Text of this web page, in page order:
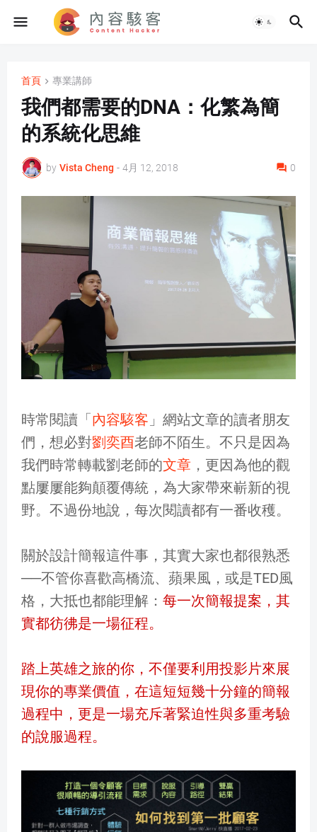
首頁 專業講師
我們都需要的DNA：化繁為簡
的系統化思維
by Vista Cheng - 4月 12, 2018 0
時常閱讀「內容駭客 」網站文章的讀者朋友
們，想必對劉奕酉老師不陌生。不只是因為
我們時常轉載劉老師的文章 ，更因為他的觀
點屢屢能夠顛覆傳統，為大家帶來嶄新的視
野。不過份地說，每次閱讀都有一番收穫。
關於設計簡報這件事，其實大家也都很熟悉
──不管你喜歡高橋流、蘋果風，或是TED風
格，大抵也都能理解： 每一次簡報提案，其
實都彷彿是一場征程。
踏上英雄之旅的你，不僅要利用投影片來展
現你的專業價值，在這短短幾十分鐘的簡報
過程中，更是一場充斥著緊迫性與多重考驗
的說服過程。